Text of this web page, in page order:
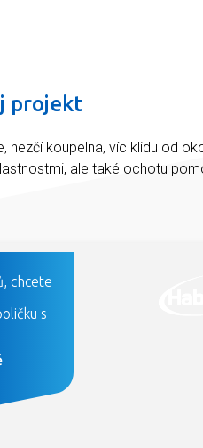
projekt
hezčí koupelna, víc klidu od
ale také ochotu
chcete
s